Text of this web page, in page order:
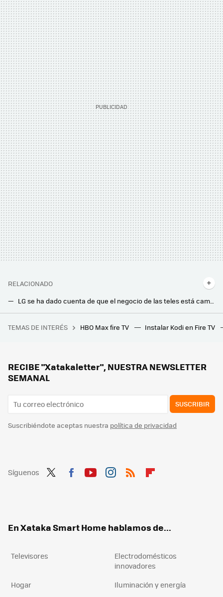
RELACIONADO
LG se ha dado cuenta de que el negocio de las teles está cambiando. Y por eso quiere meter más publicidad en tu Smart TV
El equipo de '28 días después' hizo otra película magistral pero injustamente olvidada. Un intenso thriller espacial en Disney+ con un reparto estelar
TEMAS DE INTERÉS HBO Max fire TV Instalar Kodi en Fire TV
RECIBE "Xatakaletter", NUESTRA NEWSLETTER
SEMANAL
SUSCRIBIR
Suscribiéndote aceptas nuestra política de privacidad
Síguenos
En Xataka Smart Home hablamos de...
Televisores
Electrodomésticos
innovadores
Hogar
Iluminación y energía